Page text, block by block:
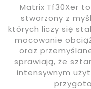
Matrix Tf30Xer
stworzony z
których liczy się
mocowanie
oraz
sprawiają, że
intensywnym